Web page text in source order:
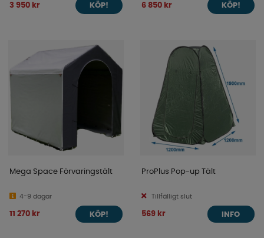
3 950 kr KÖP! 6 850 kr KÖP!
Mega Space Förvaringstält
4-9 dagar
11 270 kr KÖP!
ProPlus Pop-up Tält
Tillfälligt slut
569 kr INFO